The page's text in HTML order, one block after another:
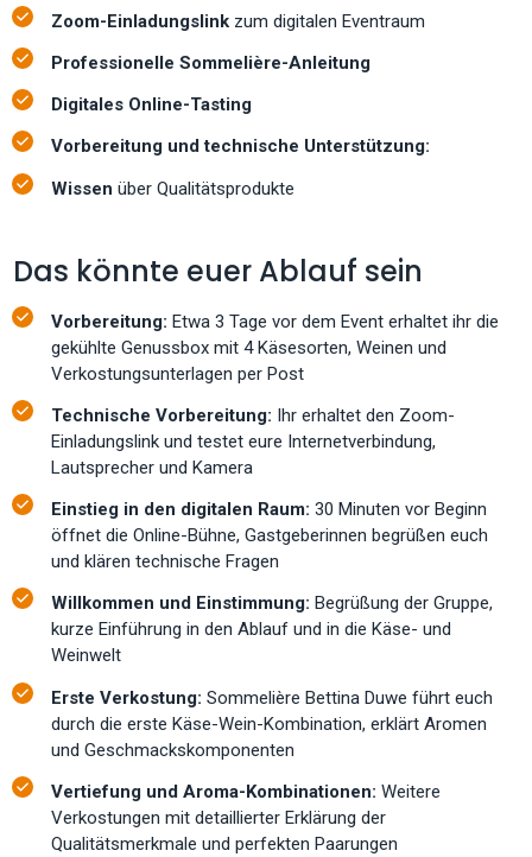
Zoom-Einladungslink zum digitalen Eventraum
Professionelle Sommelière-Anleitung
Digitales Online-Tasting
Vorbereitung und technische Unterstützung:
Wissen über Qualitätsprodukte
Das könnte euer Ablauf sein
Vorbereitung:Etwa 3 Tage vor dem Event erhaltet ihr die
gekühlte Genussbox mit 4 Käsesorten, Weinen und
Verkostungsunterlagen per Post
Technische Vorbereitung: Ihr erhaltet den Zoom-
Einladungslink und testet eure Internetverbindung,
Lautsprecher und Kamera
Einstieg in den digitalen Raum: 30 Minuten vor Beginn
öffnet die Online-Bühne, Gastgeberinnen begrüßen euch
und klären technische Fragen
Willkommen und Einstimmung: Begrüßung der Gruppe,
kurze Einführung in den Ablauf und in die Käse- und
Weinwelt
Erste Verkostung:Sommelière Bettina Duwe führt euch
durch die erste Käse-Wein-Kombination, erklärt Aromen
und Geschmackskomponenten
Vertiefung und Aroma-Kombinationen: Weitere
Verkostungen mit detaillierter Erklärung der
Qualitätsmerkmale und perfekten Paarungen